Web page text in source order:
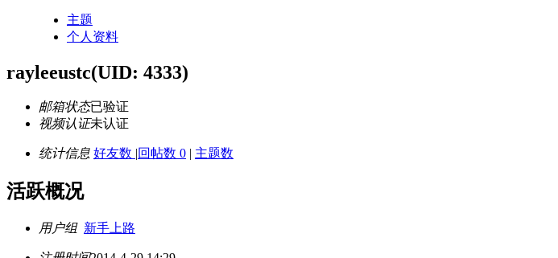
主题
个人资料
rayleeustc(UID: 4333)
邮箱状态已验证
视频认证未认证
统计信息 好友数 |回帖数 0 | 主题数
活跃概况
用户组 新手上路